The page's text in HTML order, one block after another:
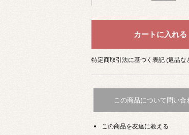
特定商取引法に基づく表記 (返品な
この商品について問い合
この商品を友達に教える